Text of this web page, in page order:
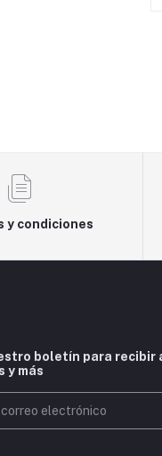
y condiciones
boletín para
y más